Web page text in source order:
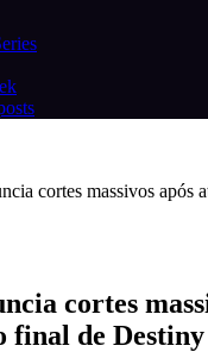
cortes massivos após
cortes
final de Destiny